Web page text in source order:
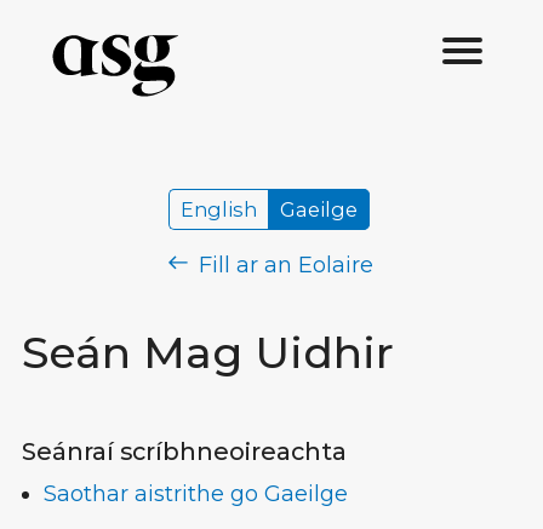
Seán Mag Uidhir
English Gaeilge
Fill ar an Eolaire
Seánraí scríbhneoireachta
Saothar aistrithe go Gaeilge